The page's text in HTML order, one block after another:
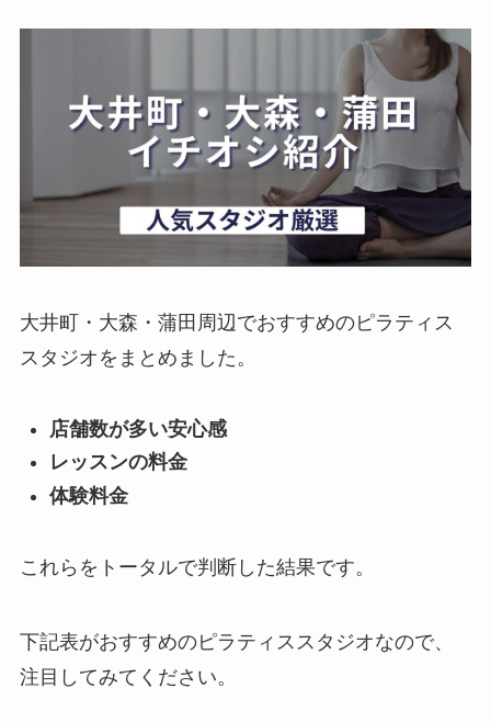
大井町・大森・蒲田周辺でおすすめのピラティス
スタジオをまとめました。
店舗数が多い安心感
レッスンの料金
体験料金
これらをトータルで判断した結果です。
下記表がおすすめのピラティススタジオなので、
注目してみてください。